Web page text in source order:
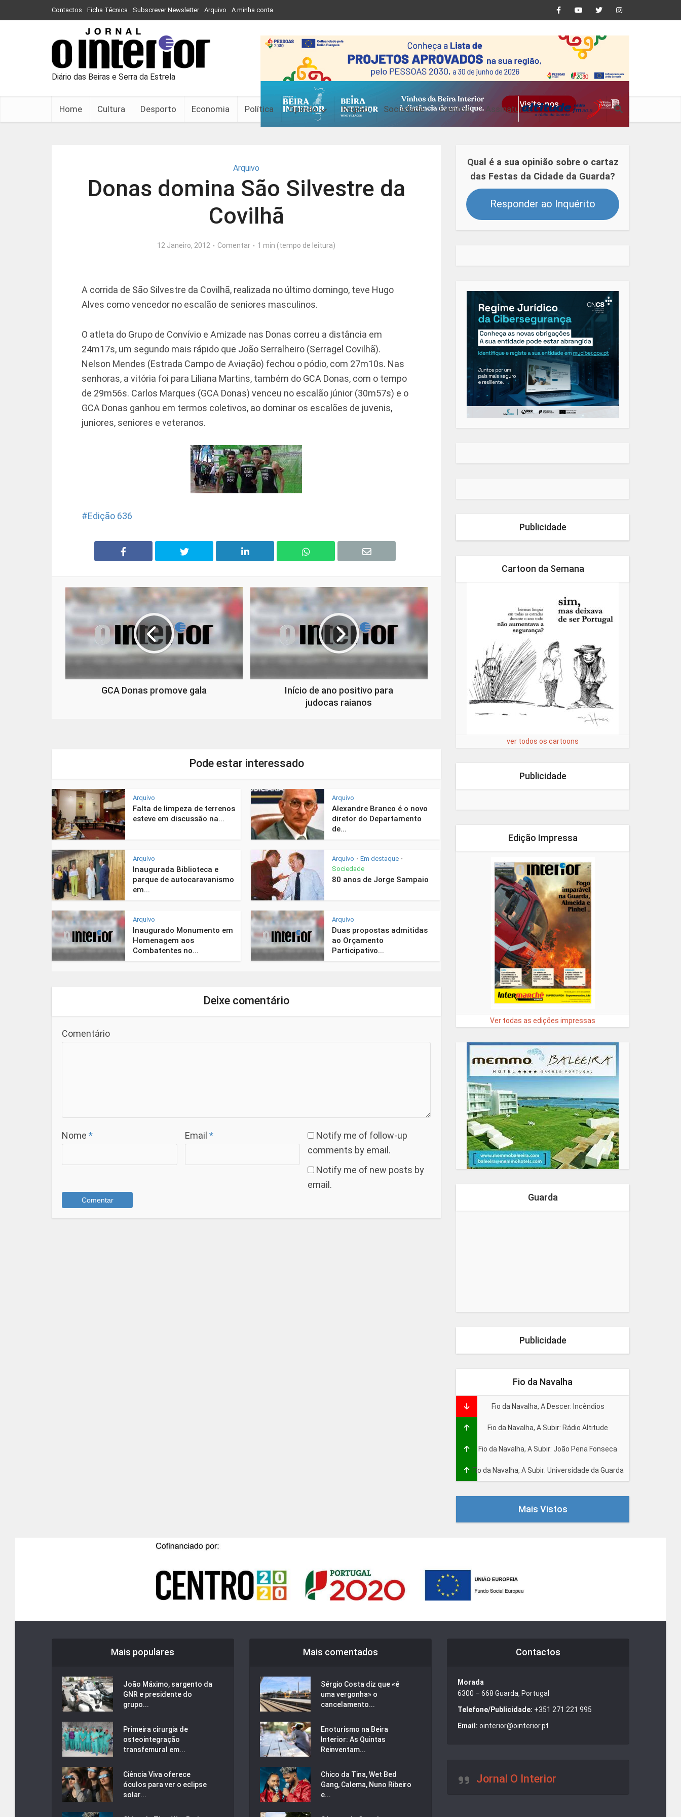
Contactos Ficha Técnica Subscrever Newsletter Arquivo A minha conta
Diário das Beiras e Serra da Estrela
Home Cultura Desporto Economia Política Opinião Região Sociedade Eventos Assinaturas
Arquivo
Donas domina São Silvestre da
Covilhã
12 Janeiro, 2012 Comentar 1 min (tempo de leitura)
A corrida de São Silvestre da Covilhã, realizada no último domingo, teve Hugo
Alves como vencedor no escalão de seniores masculinos.
O atleta do Grupo de Convívio e Amizade nas Donas correu a distância em
24m17s, um segundo mais rápido que João Serralheiro (Serragel Covilhã).
Nelson Mendes (Estrada Campo de Aviação) fechou o pódio, com 27m10s. Nas
senhoras, a vitória foi para Liliana Martins, também do GCA Donas, com o tempo
de 29m56s. Carlos Marques (GCA Donas) venceu no escalão júnior (30m57s) e o
GCA Donas ganhou em termos coletivos, ao dominar os escalões de juvenis,
juniores, seniores e veteranos.
Edição 636
GCA Donas promove gala
Início de ano positivo para
judocas raianos
Pode estar interessado
Arquivo
Falta de limpeza de terrenos
esteve em discussão na...
Arquivo
Alexandre Branco é o novo
diretor do Departamento
de...
Arquivo
Inaugurada Biblioteca e
parque de autocaravanismo
em...
Arquivo • Em destaque •
Sociedade
80 anos de Jorge Sampaio
Arquivo
Inaugurado Monumento em
Homenagem aos
Combatentes no...
Arquivo
Duas propostas admitidas
ao Orçamento
Participativo...
Deixe comentário
Comentário
Nome * Email *
Notify me of follow-up
comments by email.
Notify me of new posts by
email.
Qual é a sua opinião sobre o cartaz
das Festas da Cidade da Guarda?
Responder ao Inquérito
Publicidade
Cartoon da Semana
ver todos os cartoons
Publicidade
Edição Impressa
Ver todas as edições impressas
Guarda
Publicidade
Fio da Navalha
Fio da Navalha, A Descer: Incêndios
Fio da Navalha, A Subir: Rádio Altitude
Fio da Navalha, A Subir: João Pena Fonseca
Fio da Navalha, A Subir: Universidade da Guarda
Mais Vistos
Mais populares
João Máximo, sargento da
GNR e presidente do
grupo...
Primeira cirurgia de
osteointegração
transfemural em...
Ciência Viva oferece
óculos para ver o eclipse
solar...
Mais comentados
Sérgio Costa diz que «é
uma vergonha» o
cancelamento...
Enoturismo na Beira
Interior: As Quintas
Reinventam...
Chico da Tina, Wet Bed
Gang, Calema, Nuno Ribeiro
e...
Contactos
Morada
6300 – 668 Guarda, Portugal
Telefone/Publicidade: +351 271 221 995
Email: ointerior@ointerior.pt
Jornal O Interior